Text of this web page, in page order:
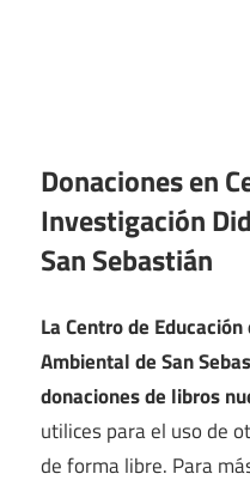
Donaciones en
Investigación
San Sebastián
La Centro de
Ambiental de San
donaciones de libros
utilices para el uso de
de forma libre. Para